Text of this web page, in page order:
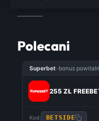
Polecani
Superbet–bonus
255 ZŁ
Kod: BETSIDE